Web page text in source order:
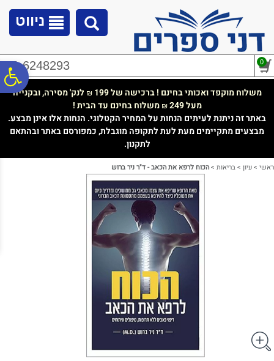
נגישות
ניווט
02-6248293 0
משלוח מוקפד ואכותי בחינם ! ברכישה של 199 ₪ לנק' מסירה, ובקנייה
מעל 249
₪משלוח בחינם עד הבית !
באתר זה ניתנת לעיתים הנחות על המחיר הקטלוגי. הנחות אלו אינן מבצע.
מבצעים מתקיימים מעת לעת לתקופה מוגבלת, כמפורסם באתר ובהתאם
לתקנון.
ראשי >עיון >בריאות >הכוח לרפא את הכאב - ד"ר ניר ברוש